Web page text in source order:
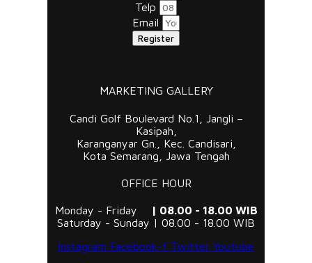
Telp
Email
Register
MARKETING GALLERY
Candi Golf Boulevard No.1, Jangli –
Kasipah,
Karanganyar Gn., Kec. Candisari,
Kota Semarang, Jawa Tengah
OFFICE HOUR
Monday - Friday
| 08.00 - 18.00 WIB
Saturday - Sunday | 08.00 - 18.00 WIB
Instagram Facebook-f Twitter Youtube